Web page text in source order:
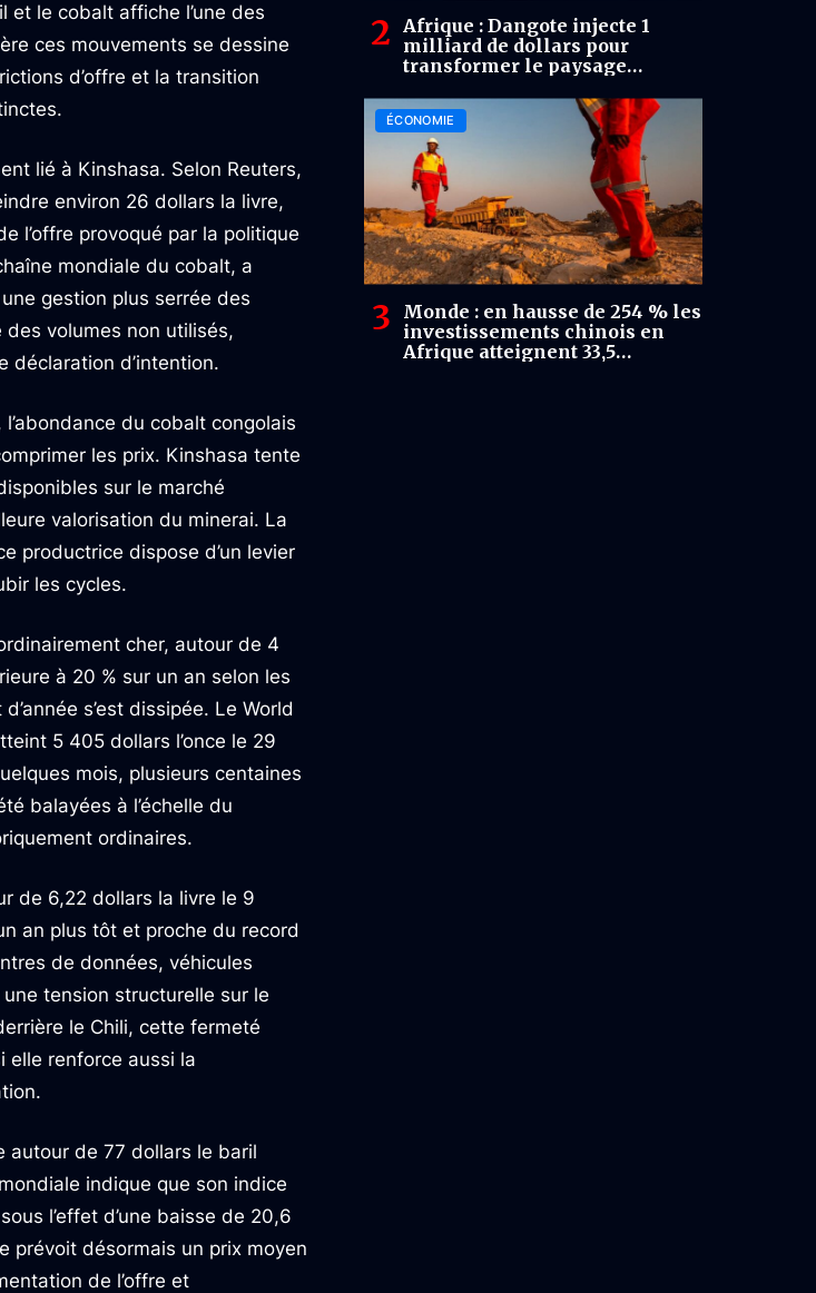
et le cobalt affiche l’une des
ces mouvements se dessine
d’offre et la transition
lié à Kinshasa. Selon Reuters,
environ 26 dollars la livre,
l’offre provoqué par la politique
mondiale du cobalt, a
gestion plus serrée des
volumes non utilisés,
déclaration d’intention.
du cobalt congolais
les prix. Kinshasa tente
sur le marché
valorisation du minerai. La
productrice dispose d’un levier
les cycles.
cher, autour de 4
à 20 % sur un an selon les
s’est dissipée. Le World
5 405 dollars l’once le 29
mois, plusieurs centaines
balayées à l’échelle du
ordinaires.
de 6,22 dollars la livre le 9
an plus tôt et proche du record
de données, véhicules
tension structurelle sur le
le Chili, cette fermeté
elle renforce aussi la
autour de 77 dollars le baril
indique que son indice
l’effet d’une baisse de 20,6
prévoit désormais un prix moyen
de l’offre et
Afrique : Dangote injecte 1
milliard de dollars pour
transformer le paysage
ÉCONOMIE
Monde : en hausse de 254 % les
investissements chinois en
Afrique atteignent 33,5